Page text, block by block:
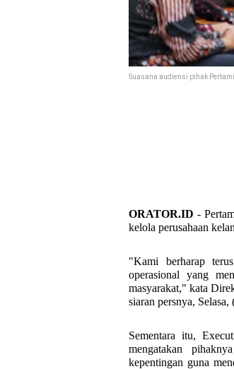
Suasana audiensi pihak
ORATOR.ID -
kelola perusahaan
"Kami berharap
operasional yang
masyarakat," kata
siaran persnya, Selasa,
Sementara itu,
mengatakan
kepentingan guna